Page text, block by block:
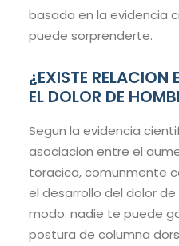
basada en la evidencia
puede sorprenderte.
¿EXISTE RELACION
EL DOLOR DE
Segun la evidencia
asociacion entre el
toracica, comunmente
el desarrollo del dolor
modo: nadie te puede
postura de columna